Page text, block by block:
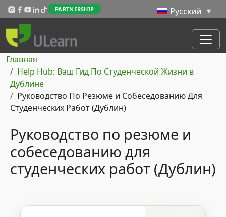
Перейти к основному содержанию
PARTNERSHIP
Строка навигации
Главная
Help Hub: Ваш Гид По Студенческой Жизни в
Дублине
Руководство По Резюме и Собеседованию Для
Студенческих Работ (Дублин)
Руководство по резюме и
собеседованию для
студенческих работ (Дублин)